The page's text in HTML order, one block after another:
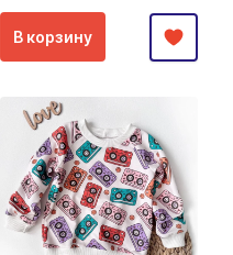
В корзину